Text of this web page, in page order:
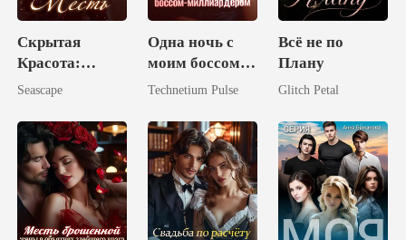
Скрытая
Красота:
Гениальная
Seascape
Одна ночь с
моим боссом-
миллиардером
Technetium Pulse
Всё не по
Плану
Glitch Petal